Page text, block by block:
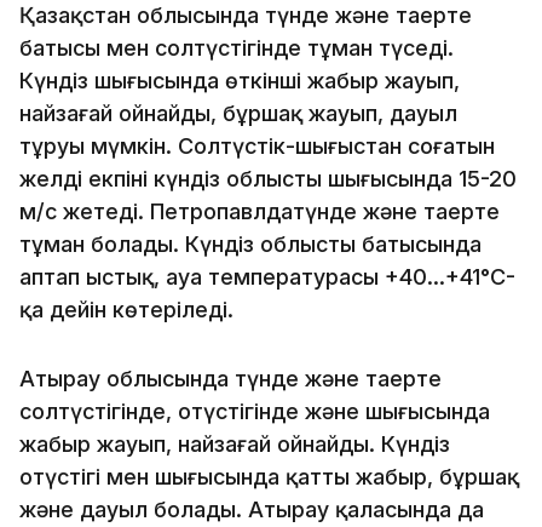
Қазақстан облысында түнде және таңертең
батысы мен солтүстігінде тұман түседі.
Күндіз шығысында өткінші жаңбыр жауып,
найзағай ойнайды, бұршақ жауып, дауыл
тұруы мүмкін. Солтүстік-шығыстан соғатын
желдің екпіні күндіз облыстың шығысында 15-20
м/с жетеді. Петропавлдатүнде және таңертең
тұман болады. Күндіз облыстың батысында
аптап ыстық, ауа температурасы +40…+41°C-
қа дейін көтеріледі.
Атырау облысында түнде және таңертең
солтүстігінде, оңтүстігінде және шығысында
жаңбыр жауып, найзағай ойнайды. Күндіз
оңтүстігі мен шығысында қатты жаңбыр, бұршақ
және дауыл болады. Атырау қаласында да